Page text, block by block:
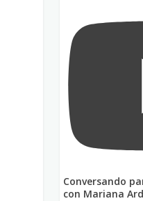
Conversando
con Mariana